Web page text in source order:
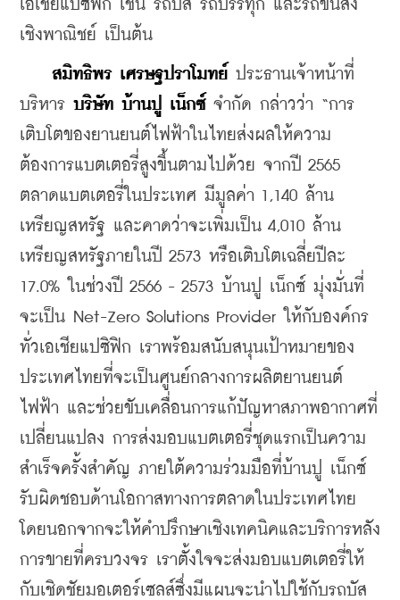
เอเชียแปซิฟิก เช่น รถบัส รถบรรทุก และรถขนส่ง
เชิงพาณิชย์ เป็นต้น
สมิทธิพร เศรษฐปราโมทย์ ประธานเจ้าหน้าที่
บริหาร บริษัท บ้านปู เน็กซ์ จำกัด กล่าวว่า “การ
เติบโตของยานยนต์ไฟฟ้าในไทยส่งผลให้ความ
ต้องการแบตเตอรี่สูงขึ้นตามไปด้วย จากปี 2565
ตลาดแบตเตอรี่ในประเทศ มีมูลค่า 1,140 ล้าน
เหรียญสหรัฐ และคาดว่าจะเพิ่มเป็น 4,010 ล้าน
เหรียญสหรัฐภายในปี 2573 หรือเติบโตเฉลี่ยปีละ
17.0% ในช่วงปี 2566 - 2573 บ้านปู เน็กซ์ มุ่งมั่นที่
จะเป็น Net-Zero Solutions Provider ให้กับองค์กร
ทั่วเอเชียแปซิฟิก เราพร้อมสนับสนุนเป้าหมายของ
ประเทศไทยที่จะเป็นศูนย์กลางการผลิตยานยนต์
ไฟฟ้า และช่วยขับเคลื่อนการแก้ปัญหาสภาพอากาศที่
เปลี่ยนแปลง การส่งมอบแบตเตอรี่ชุดแรกเป็นความ
สำเร็จครั้งสำคัญ ภายใต้ความร่วมมือที่บ้านปู เน็กซ์
รับผิดชอบด้านโอกาสทางการตลาดในประเทศไทย
โดยนอกจากจะให้คำปรึกษาเชิงเทคนิคและบริการหลัง
การขายที่ครบวงจร เราตั้งใจจะส่งมอบแบตเตอรี่ให้
กับเชิดชัยมอเตอร์เซลส์ซึ่งมีแผนจะนำไปใช้กับรถบัส